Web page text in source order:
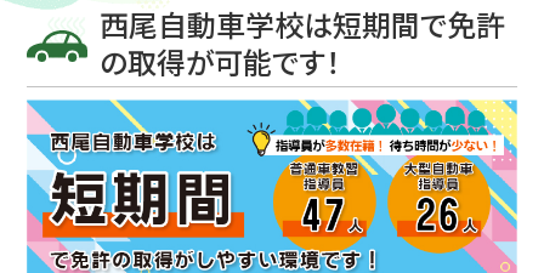
ホーム
初めての方へ
キャンペーン診断
キャンペーン
合宿コース
西尾自動車学校は短期間で免許
の取得が可能です！